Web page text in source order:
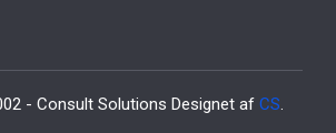
- Consult Solutions Designet af CS.